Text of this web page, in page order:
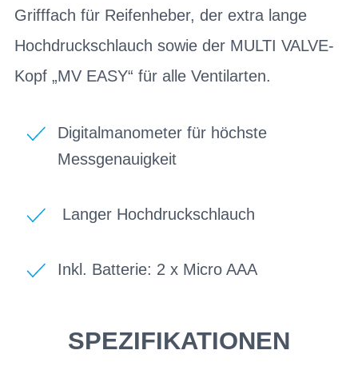
Grifffach für Reifenheber, der extra lange
Hochdruckschlauch sowie der MULTI VALVE-
Kopf „MV EASY“ für alle Ventilarten.
Digitalmanometer für höchste
Messgenauigkeit
Langer Hochdruckschlauch
Inkl. Batterie: 2 x Micro AAA
SPEZIFIKATIONEN